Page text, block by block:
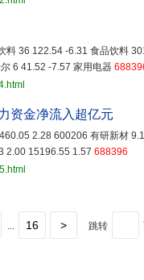
料 36 122.54 -6.31 食品饮料
6 41.52 -7.57 家用电器
资金净流入超亿元
2.28 600206 有研新材
2.00 15196.55 1.57 688396
... 16 > 跳转